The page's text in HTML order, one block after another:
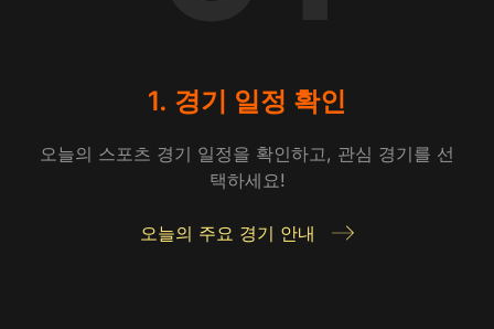
1. 경기 일정 확인
오늘의 스포츠 경기 일정을 확인하고, 관심 경기를 선
택하세요!
오늘의 주요 경기 안내